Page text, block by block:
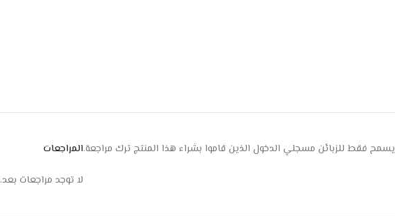
المراجعات
لا توجد مراجعات بعد.
يسمح فقط للزبائن مسجلي الدخول الذين قاموا بشراء هذا المنتج ترك مراجعة.